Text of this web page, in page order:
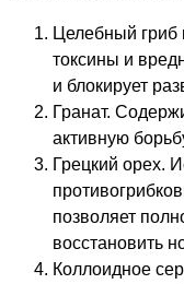
Целебный гриб
токсины и
и блокирует
Гранат.
активную
Грецкий орех.
позволяет
восстановить
Коллоидное